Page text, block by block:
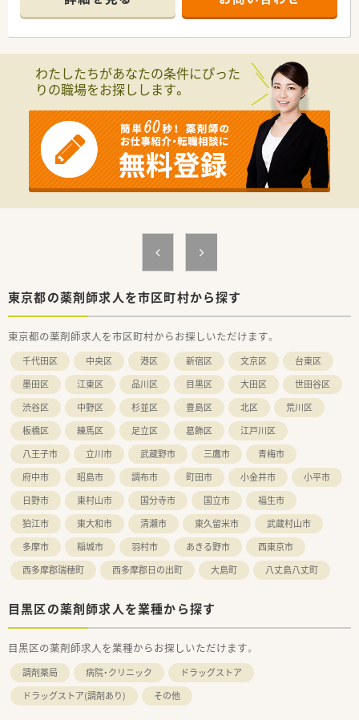
れています。
■患者様・医師・製薬メーカーMRと信頼関係を築くため、温かみ
のある対応・会話力を重視し、社員育成されています。
方、経験内容に偏りがある方、ブランク明けの方にも安心して始
めていただけます。
■管理職を目指す方、現場のエキスパート・固定エリアで落ち着
いてキャリアを磨きたい方、ご希望に応じてそれぞれにキャリア
形成できる制度を用意されています。
わたしたちがあなたの条件にぴった
りの職場をお探しします。
東京都の薬剤師求人を市区町村から探す
東京都の薬剤師求人を市区町村からお探しいただけます。
千代田区 中央区 港区 新宿区 文京区
台東区
墨田区
江東区 品川区 目黒区 大田区
世田谷区
渋谷区
中野区 杉並区 豊島区 北区
荒川区
板橋区
練馬区 足立区 葛飾区
江戸川区
八王子市
立川市 武蔵野市 三鷹市
青梅市
府中市
昭島市 調布市 町田市 小金井市
小平市
日野市
東村山市 国分寺市 国立市
福生市
狛江市
東大和市 清瀬市 東久留米市
武蔵村山市
多摩市
稲城市 羽村市 あきる野市
西東京市
西多摩郡瑞穂町
西多摩郡日の出町 大島町 八丈島八丈町
目黒区の薬剤師求人を業種から探す
目黒区の薬剤師求人を業種からお探しいただけます。
調剤薬局 病院・クリニック
ドラッグストア
ドラッグストア(調剤あり)
その他